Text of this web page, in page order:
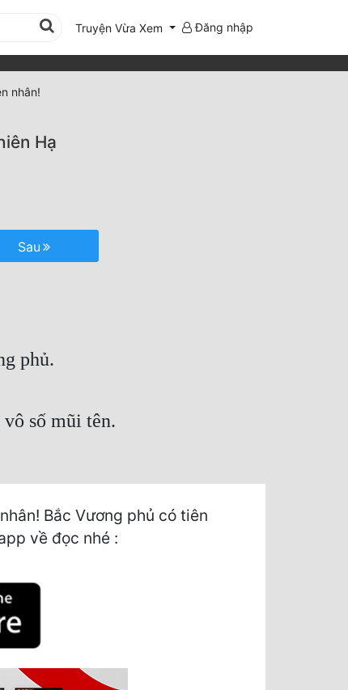
Truyện Vừa Xem Đăng nhập
nhân!
Hạ
Sau
phủ.
số mũi tên.
Bắc Vương phủ có tiên
về đọc nhé :